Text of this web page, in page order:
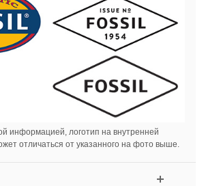
информацией, логотип на внутренней
отличаться от указанного на фото выше.